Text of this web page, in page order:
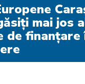
mai jos
de finanțare